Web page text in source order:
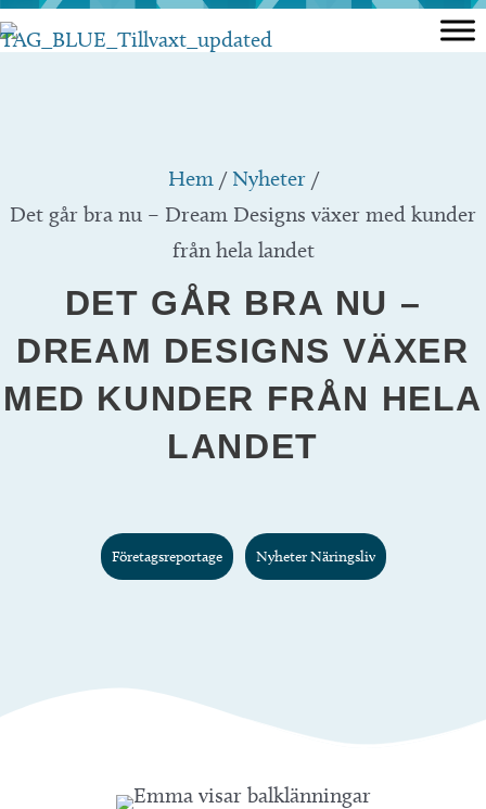
Hoppa
till
Hem/ Nyheter/
Det går bra nu – Dream Designs växer med kunder
från hela landet
DET GÅR BRA NU –
DREAM DESIGNS VÄXER
MED KUNDER FRÅN HELA
LANDET
Företagsreportage Nyheter Näringsliv